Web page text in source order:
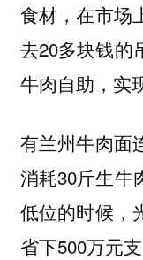
食材，在市场
去20多块钱的
牛肉自助，实
有兰州牛肉面
消耗30斤生牛
低位的时候，
省下500万元支